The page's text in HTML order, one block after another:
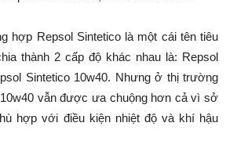
hợp Repsol Sintetico là một cái tên tiêu
thành 2 cấp độ khác nhau là: Repsol
Sintetico 10w40. Nhưng ở thị trường
vẫn được ưa chuộng hơn cả vì sở
hợp với điều kiện nhiệt độ và khí hậu